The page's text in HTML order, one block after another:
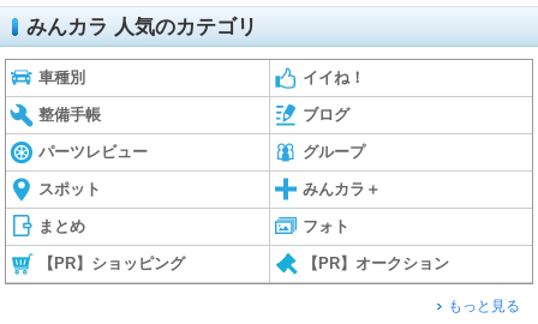
みんカラ 人気のカテゴリ
車種別 イイね！
整備手帳 ブログ
パーツレビュー グループ
スポット みんカラ＋
まとめ フォト
【PR】ショッピング 【PR】オークション
もっと見る